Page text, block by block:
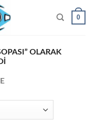
0
OLARAK